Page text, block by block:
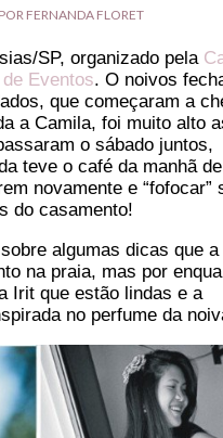
POR FERNANDA FLORET
SP, organizado pela
Eventos. O noivos
que começaram a
a Camila, foi muito alto
o sábado juntos,
teve o café da manhã de
novamente e “fofocar”
do casamento!
algumas dicas que
na praia, mas por
Irit que estão lindas e a
no perfume da